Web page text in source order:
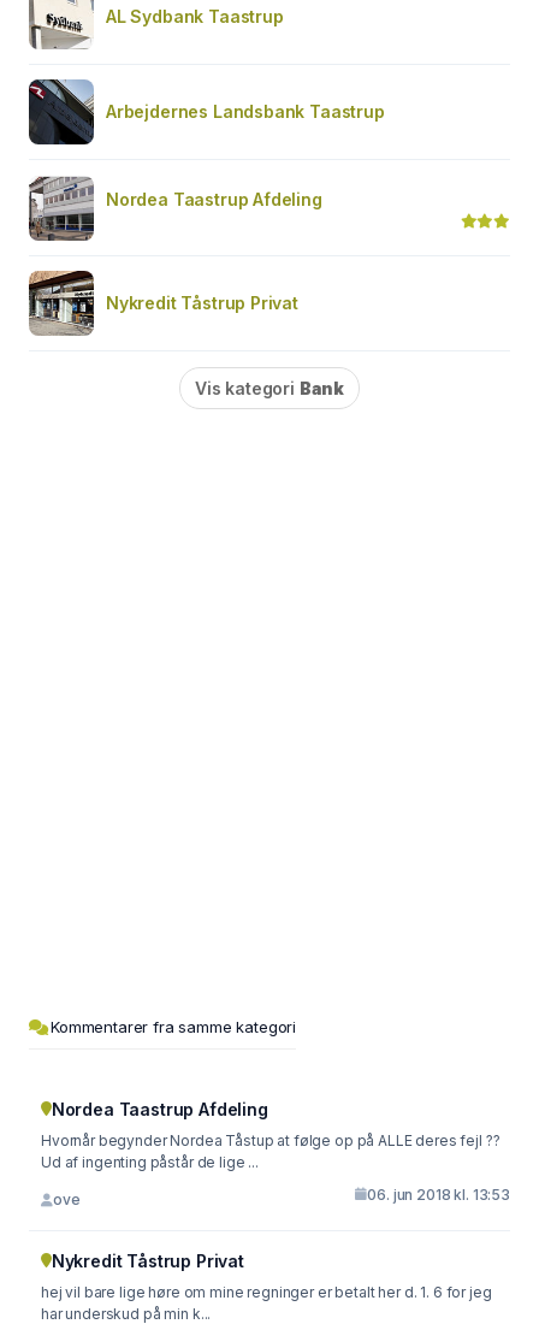
AL Sydbank Taastrup
Arbejdernes Landsbank Taastrup
Nordea Taastrup Afdeling
Nykredit Tåstrup Privat
Vis kategori Bank
Kommentarer fra samme kategori
Nordea Taastrup Afdeling
Hvornår begynder Nordea Tåstup at følge op på ALLE deres fejl ??
Ud af ingenting påstår de lige ...
ove 06. jun 2018 kl. 13:53
Nykredit Tåstrup Privat
hej vil bare lige høre om mine regninger er betalt her d. 1. 6 for jeg
har underskud på min k...